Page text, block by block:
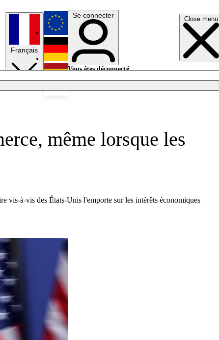
Close menu
Français
English
Deutsch
Se connecter
Vous êtes déconnecté.
même lorsque les
vis-à-vis des États-Unis l'emporte sur les intérêts économiques